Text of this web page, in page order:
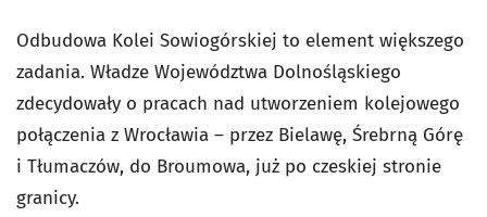
Odbudowa Kolei Sowiogórskiej to element większego
zadania. Władze Województwa Dolnośląskiego
zdecydowały o pracach nad utworzeniem kolejowego
połączenia z Wrocławia – przez Bielawę, Śrebrną Górę
i Tłumaczów, do Broumowa, już po czeskiej stronie
granicy.